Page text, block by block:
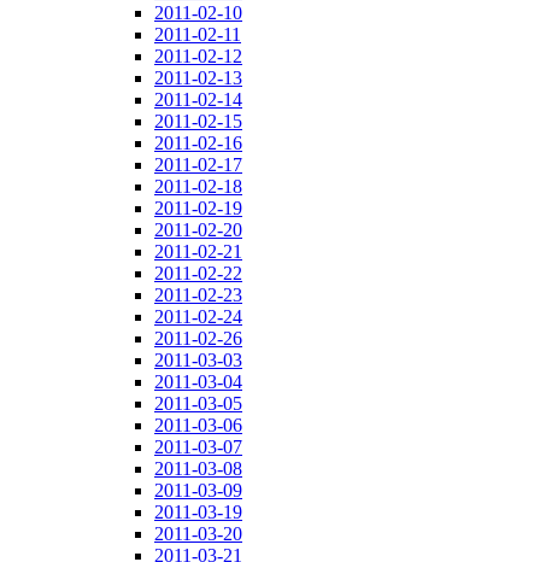
2011-02-10
2011-02-11
2011-02-12
2011-02-13
2011-02-14
2011-02-15
2011-02-16
2011-02-17
2011-02-18
2011-02-19
2011-02-20
2011-02-21
2011-02-22
2011-02-23
2011-02-24
2011-02-26
2011-03-03
2011-03-04
2011-03-05
2011-03-06
2011-03-07
2011-03-08
2011-03-09
2011-03-19
2011-03-20
2011-03-21